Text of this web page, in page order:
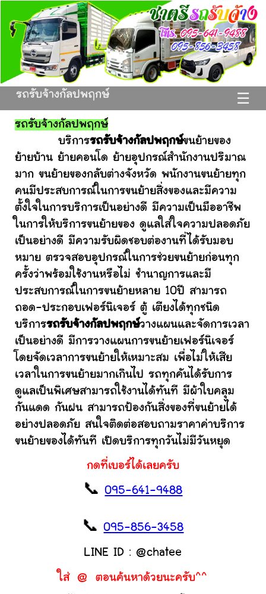
☰
รถรับจ้างกัลปพฤกษ์
รถรับจ้างกัลปพฤกษ์
บริการรถรับจ้างกัลปพฤกษ์ขนย้ายของ
ย้ายบ้าน ย้ายคอนโด ย้ายอุปกรณ์สำนักงานปริมาณ
มาก ขนย้ายของกลับต่างจังหวัด พนักงานขนย้ายทุก
คนมีประสบการณ์ในการขนย้ายสิ่งของและมีความ
ตั้งใจในการบริการเป็นอย่างดี มีความเป็นมืออาชีพ
ในการให้บริการขนย้ายของ ดูแลใส่ใจความปลอดภัย
เป็นอย่างดี มีความรับผิดชอบต่องานที่ได้รับมอบ
หมาย ตรวจสอบอุปกรณ์ในการช่วยขนย้ายก่อนทุก
ครั้งว่าพร้อมใช้งานหรือไม่ ชำนาญการและมี
ประสบการณ์ในการขนย้ายหลาย 10ปี สามารถ
ถอด-ประกอบเฟอร์นิเจอร์ ตู้ เตียงได้ทุกชนิด
บริการรถรับจ้างกัลปพฤกษ์วางแผนและจัดการเวลา
เป็นอย่างดี มีการวางแผนการขนย้ายเฟอร์นิเจอร์
โดยจัดเวลาการขนย้ายให้เหมาะสม เพื่อไม่ให้เสีย
เวลาในการขนย้ายมากเกินไป รถทุกคันได้รับการ
ดูแลเป็นพิเศษสามารถใช้งานได้ทันที มีผ้าใบคลุม
กันแดด กันฝน สามารถป้องกันสิ่งของที่ขนย้ายได้
อย่างปลอดภัย สนใจติดต่อสอบถามราคาค่าบริการ
ขนย้ายของได้ทันที เปิดบริการทุกวันไม่มีวันหยุด
กดที่เบอร์ได้เลยครับ
📞095-641-9488
📞095-856-3458
LINE ID : @chatee
ใส่ @ ตอนค้นหาด้วยนะครับ^^